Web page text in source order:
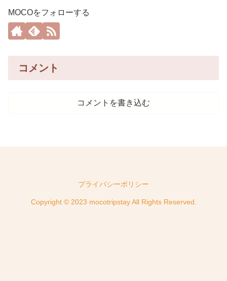
MOCOをフォローする
コメント
コメントを書き込む
プライバシーポリシー
Copyright © 2023 mocotripstay All Rights Reserved.